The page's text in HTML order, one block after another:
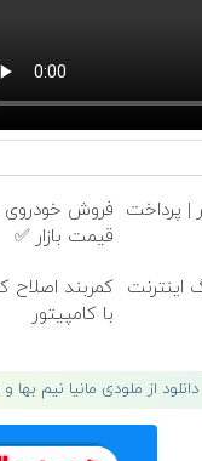
راهی نیس
| پرداخت فروش خودروی
قیمت بازار ✅
3000گیگ اینترنت کمربند اصلاح
با کامپیتور
دانلود از ملودی مانیا نیم